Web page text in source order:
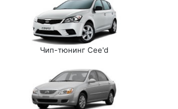
Чип-тюнинг Cee'd